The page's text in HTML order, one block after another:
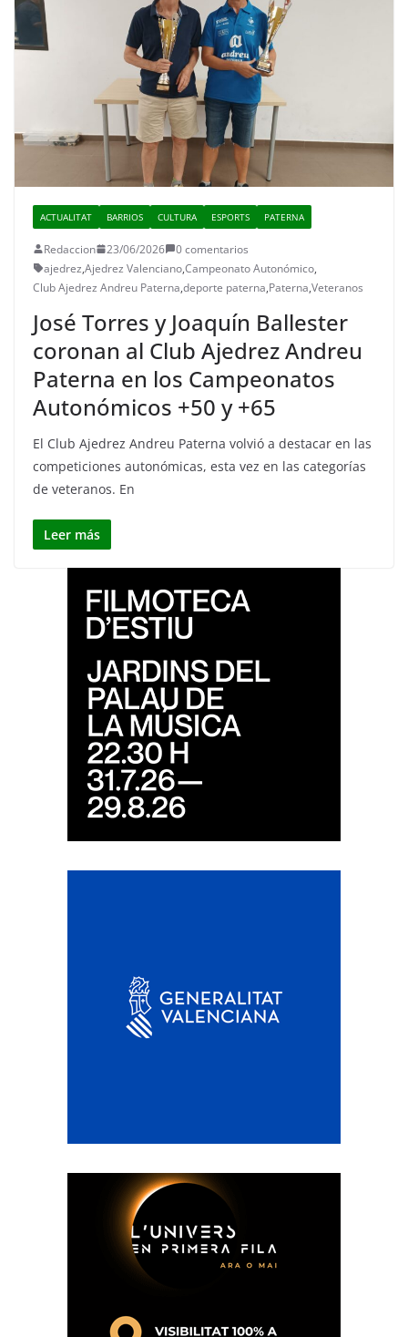
ACTUALITAT BARRIOS CULTURA ESPORTS PATERNA
Redaccion 23/06/2026
0 comentarios
ajedrez,Ajedrez Valenciano,Campeonato Autonómico,
Club Ajedrez Andreu Paterna,deporte paterna,Paterna,Veteranos
José Torres y Joaquín Ballester
coronan al Club Ajedrez Andreu
Paterna en los Campeonatos
Autonómicos +50 y +65
El Club Ajedrez Andreu Paterna volvió a destacar en las
competiciones autonómicas, esta vez en las categorías
de veteranos. En
Leer más